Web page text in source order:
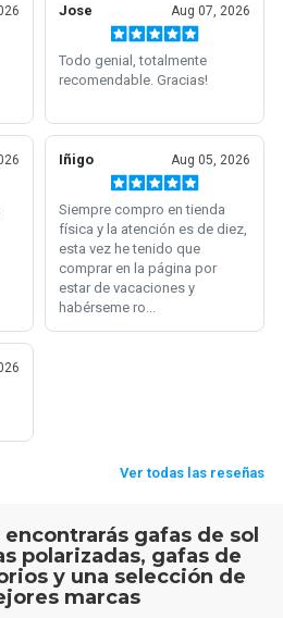
gafas de sol
polarizadas, gafas de
y una selección de
marcas